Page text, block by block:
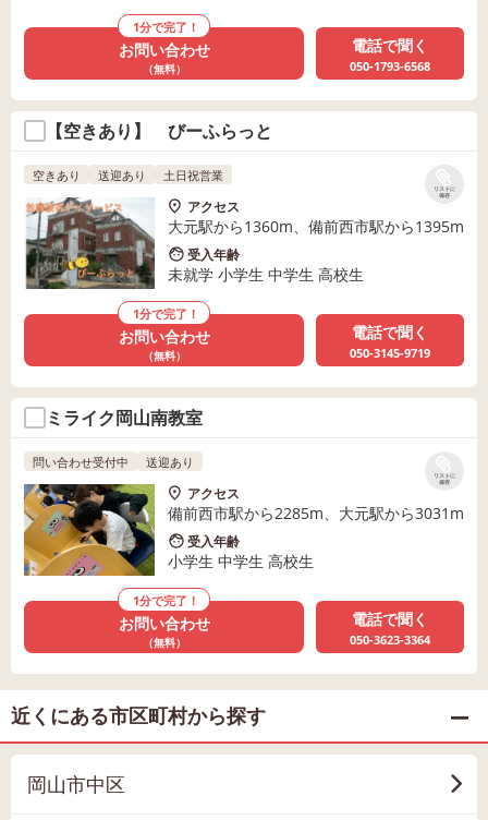
1分で完了！
お問い合わせ
（無料）
電話で聞く
050-1793-6568
【空きあり】 びーふらっと
リストに
保存
空きあり 送迎あり 土日祝営業
アクセス
大元駅から1360m、備前西市駅から1395m
受入年齢
未就学 小学生 中学生 高校生
1分で完了！
お問い合わせ
（無料）
電話で聞く
050-3145-9719
ミライク岡山南教室
リストに
保存
問い合わせ受付中 送迎あり
アクセス
備前西市駅から2285m、大元駅から3031m
受入年齢
小学生 中学生 高校生
1分で完了！
お問い合わせ
（無料）
電話で聞く
050-3623-3364
近くにある市区町村から探す
岡山市中区